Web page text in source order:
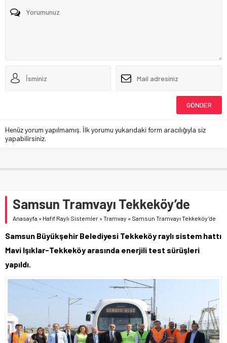
Henüz yorum yapılmamış. İlk yorumu yukarıdaki form aracılığıyla siz
yapabilirsiniz.
Samsun Tramvayı Tekkeköy’de
Anasayfa » Hafif Raylı Sistemler »Tramvay » Samsun Tramvayı Tekkeköy’de
Samsun Büyükşehir Belediyesi Tekkeköy raylı sistem hattı
Mavi Işıklar-Tekkeköy arasında enerjili test sürüşleri
yapıldı.